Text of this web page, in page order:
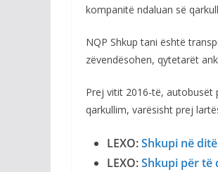
kompanitë ndaluan së
NQP Shkup tani është
zëvendësohen, qytetarët
Prej vitit 2016-të, autobusët
qarkullim, varësisht prej
LEXO:Shkupi në
LEXO:Shkupi për të